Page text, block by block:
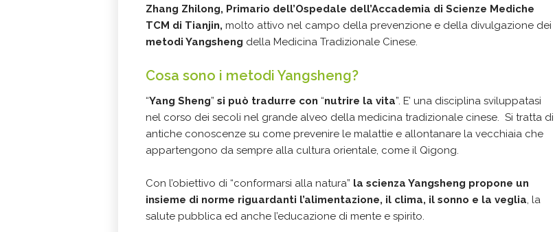
Zhang Zhilong, Primario dell’Ospedale dell’Accademia di Scienze Mediche
TCM di Tianjin, molto attivo nel campo della prevenzione e della divulgazione dei
metodi Yangsheng della Medicina Tradizionale Cinese.
Cosa sono i metodi Yangsheng?
“Yang Sheng” si può tradurre con “nutrire la vita”. E’ una disciplina sviluppatasi
nel corso dei secoli nel grande alveo della medicina tradizionale cinese. Si tratta di
antiche conoscenze su come prevenire le malattie e allontanare la vecchiaia che
appartengono da sempre alla cultura orientale, come il Qigong.
Con l’obiettivo di “conformarsi alla natura” la scienza Yangsheng propone un
insieme di norme riguardanti l’alimentazione, il clima, il sonno e la veglia, la
salute pubblica ed anche l’educazione di mente e spirito.